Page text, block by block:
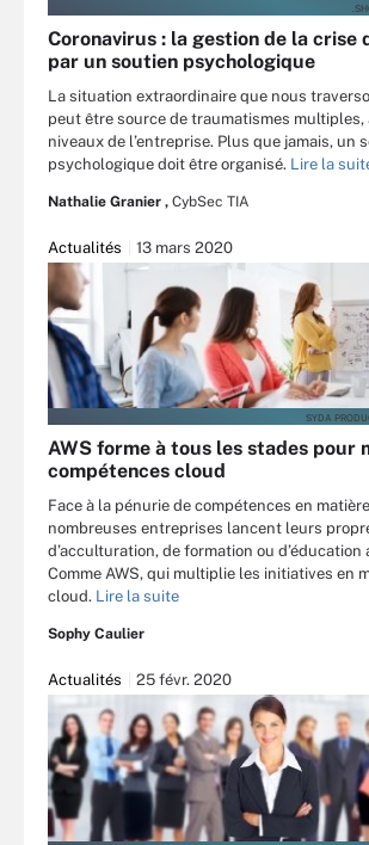
Coronavirus : la gestion de la crise
par un soutien psychologique
La situation extraordinaire que nous
peut être source de traumatismes multiples,
niveaux de l’entreprise. Plus que jamais, un
psychologique doit être organisé. Lire la
Nathalie Granier , CybSec TIA
Actualités 13 mars 2020
SYDA
AWS forme à tous les stades pour
compétences cloud
Face à la pénurie de compétences en
nombreuses entreprises lancent leurs
d’acculturation, de formation ou d’éducation
Comme AWS, qui multiplie les initiatives en
cloud. Lire la suite
Sophy Caulier
Actualités 25 févr. 2020